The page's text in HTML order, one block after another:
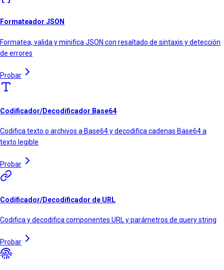
Formateador JSON
Formatea, valida y minifica JSON con resaltado de sintaxis y detección
de errores
Probar
Codificador/Decodificador Base64
Codifica texto o archivos a Base64 y decodifica cadenas Base64 a
texto legible
Probar
Codificador/Decodificador de URL
Codifica y decodifica componentes URL y parámetros de query string
Probar